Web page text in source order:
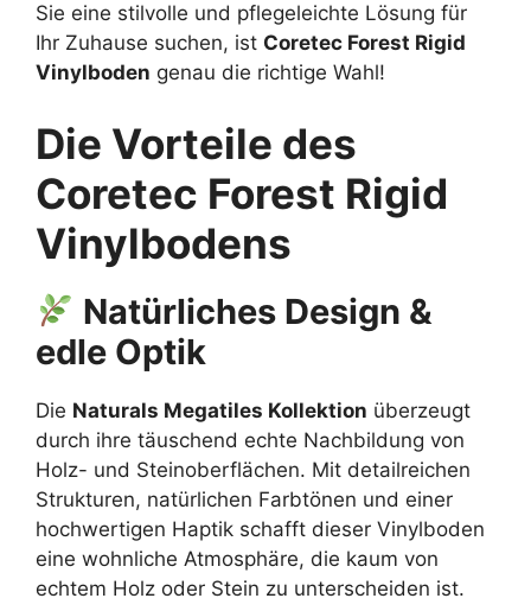
Sie eine stilvolle und pflegeleichte Lösung für
Ihr Zuhause suchen, ist Coretec Forest Rigid
Vinylboden genau die richtige Wahl!
Die Vorteile des
Coretec Forest Rigid
Vinylbodens
Natürliches Design &
edle Optik
Die Naturals Megatiles Kollektion überzeugt
durch ihre täuschend echte Nachbildung von
Holz- und Steinoberflächen. Mit detailreichen
Strukturen, natürlichen Farbtönen und einer
hochwertigen Haptik schafft dieser Vinylboden
eine wohnliche Atmosphäre, die kaum von
echtem Holz oder Stein zu unterscheiden ist.